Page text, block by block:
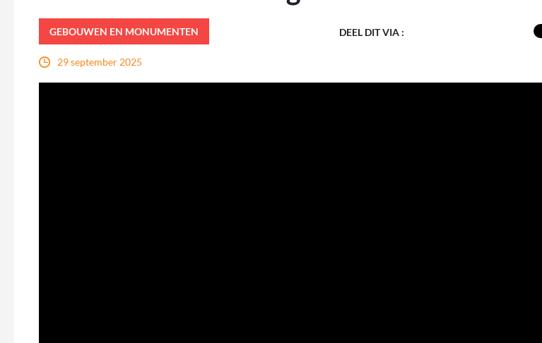
GEBOUWEN EN MONUMENTEN
29 september 2025
DEEL DIT VIA :